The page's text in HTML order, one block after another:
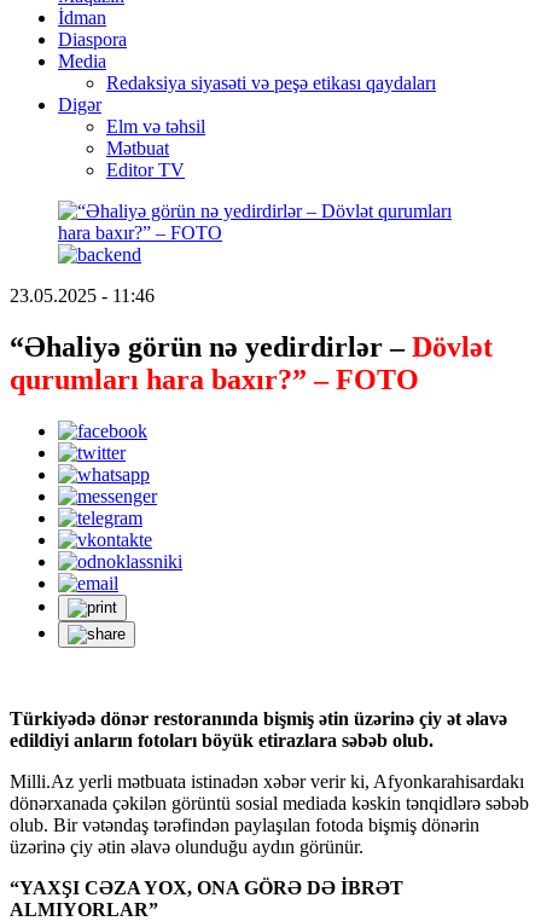
İdman
Diaspora
Media
Redaksiya siyasəti və peşə etikası qaydaları
Digər
Elm və təhsil
Mətbuat
Editor TV
23.05.2025 - 11:46
“Əhaliyə görün nə yedirdirlər –Dövlət
qurumları hara baxır?” – FOTO
Türkiyədə dönər restoranında bişmiş ətin üzərinə çiy ət əlavə
edildiyi anların fotoları böyük etirazlara səbəb olub.
Milli.Az yerli mətbuata istinadən xəbər verir ki, Afyonkarahisardakı
dönərxanada çəkilən görüntü sosial mediada kəskin tənqidlərə səbəb
olub. Bir vətəndaş tərəfindən paylaşılan fotoda bişmiş dönərin
üzərinə çiy ətin əlavə olunduğu aydın görünür.
“YAXŞI CƏZA YOX, ONA GÖRƏ DƏ İBRƏT
ALMIYORLAR”